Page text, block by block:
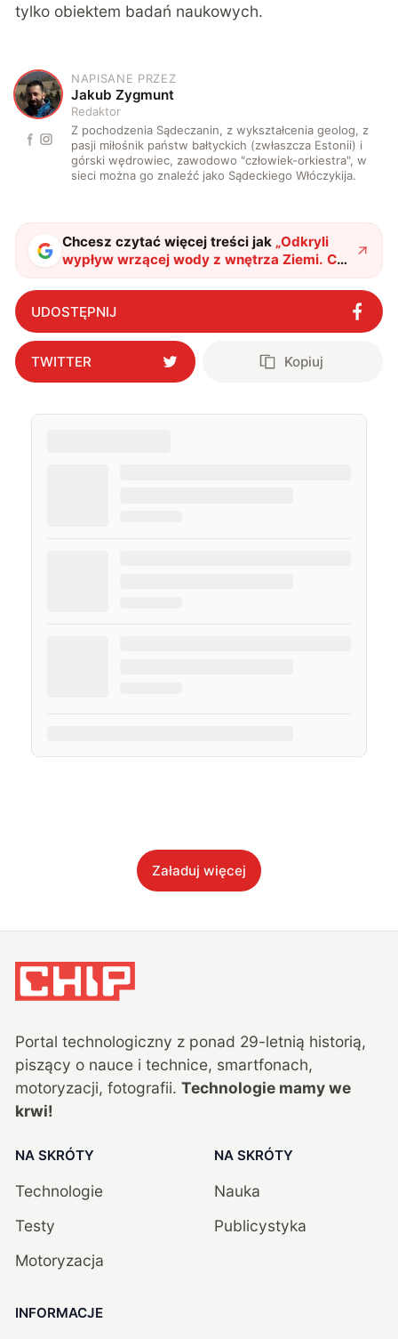
tylko obiektem badań naukowych.
J
NAPISANE PRZEZ
Jakub Zygmunt
Redaktor
Z pochodzenia Sądeczanin, z wykształcenia geolog, z
pasji miłośnik państw bałtyckich (zwłaszcza Estonii) i
górski wędrowiec, zawodowo "człowiek-orkiestra", w
sieci można go znaleźć jako Sądeckiego Włóczykija.
Chcesz czytać więcej treści jak „Odkryli
wypływ wrzącej wody z wnętrza Ziemi. Czy
patrzymy na nowe źródło energii?"?
UDOSTĘPNIJ
TWITTER Kopiuj
Załaduj więcej
Portal technologiczny z ponad 29-letnią historią,
piszący o nauce i technice, smartfonach,
motoryzacji, fotografii. Technologie mamy we
krwi!
NA SKRÓTY
Technologie
Testy
Motoryzacja
NA SKRÓTY
Nauka
Publicystyka
INFORMACJE